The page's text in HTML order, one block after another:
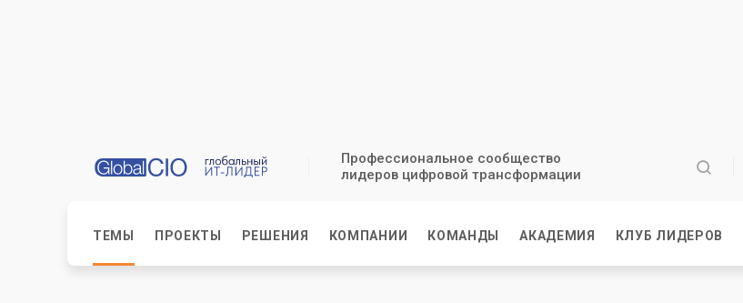
Профессиональное сообщество
лидеров цифровой трансформации
ТЕМЫ ПРОЕКТЫ РЕШЕНИЯ КОМПАНИИ КОМАНДЫ АКАДЕМИЯ КЛУБ ЛИДЕРОВ